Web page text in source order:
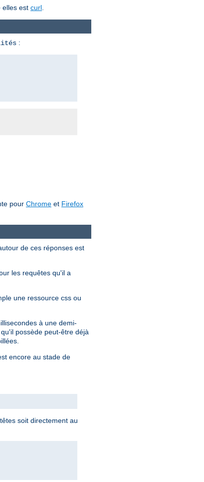
elles est curl
:
pour Chrome et Firefox
de ces réponses est
les requêtes qu'il a
une ressource css ou
à une demi-
possède peut-être déjà
encore au stade de
soit directement au